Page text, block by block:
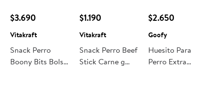
$3.690
Vitakraft
Snack Perro
Boony Bits Bolsa
$1.190
Vitakraft
Snack Perro Beef
Stick Carne g
$2.650
Goofy
Huesito Para
Perro Extra